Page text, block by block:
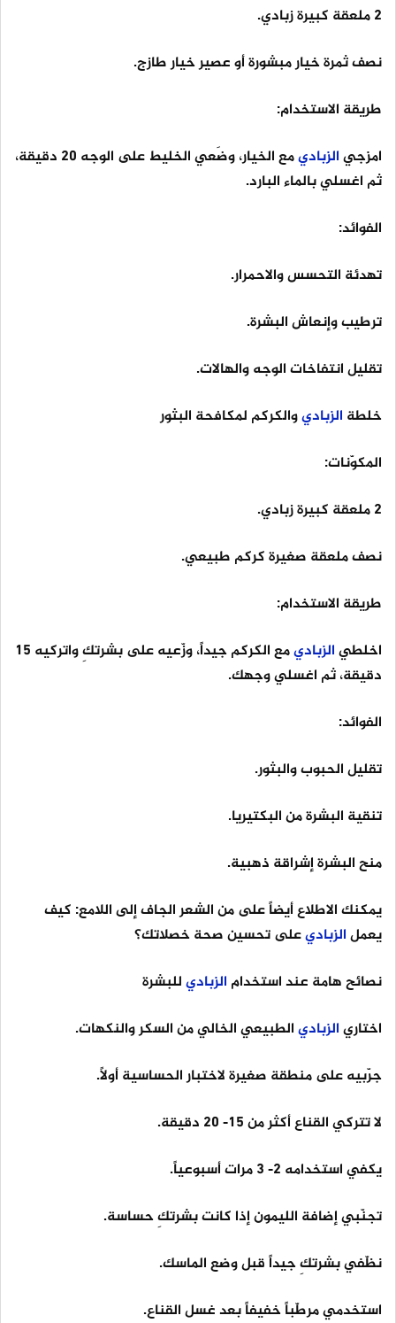
2 ملعقة كبيرة زبادي.
نصف ثمرة خيار مبشورة أو عصير خيار طازج.
طريقة الاستخدام:
امزجيالزبادي
مع الخيار، وضَعي الخليط على الوجه 20 دقيقة،
ثم اغسلي بالماء البارد.
الفوائد:
تهدئة التحسس والاحمرار.
ترطيب وإنعاش البشرة.
تقليل انتفاخات الوجه والهالات.
خلطة الزباديوالكركم لمكافحة البثور
المكوّنات:
2 ملعقة كبيرة زبادي.
نصف ملعقة صغيرة كركم طبيعي.
طريقة الاستخدام:
اخلطيالزبادي
مع الكركم جيداً، وزّعيه على بشرتكِ واتركيه 15
دقيقة، ثم اغسلي وجهك.
الفوائد:
تقليل الحبوب والبثور.
تنقية البشرة من البكتيريا.
منح البشرة إشراقة ذهبية.
يمكنك الاطلاع أيضاً على من الشعر الجاف إلى اللامع: كيف
يعملالزباديعلى تحسين صحة خصلاتك؟
نصائح هامة عند استخدام الزباديللبشرة
اختاريالزباديالطبيعي الخالي من السكر والنكهات.
جرّبيه على منطقة صغيرة لاختبار الحساسية أولاً.
لا تتركي القناع أكثر من 15- 20 دقيقة.
يكفي استخدامه 2- 3 مرات أسبوعياً.
تجنّبي إضافة الليمون إذا كانت بشرتكِ حساسة.
نظّفي بشرتكِ جيداً قبل وضع الماسك.
استخدمي مرطّباً خفيفاً بعد غسل القناع.